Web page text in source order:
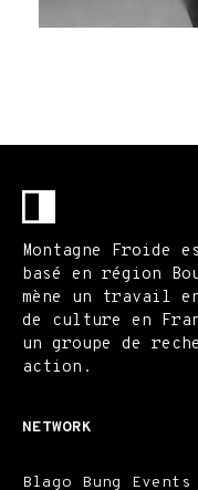
Montagne
basé en région
mène un travail
de culture en
un groupe de
action.
NETWORK
Blago Bung Events